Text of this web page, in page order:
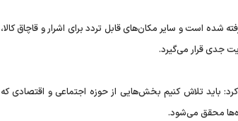
کالا در بیش از 95 درصد مرز شرقی ایران گرفته شده است و سایر مکان‌های قابل تردد برای اشرار و قاچاق کالا،
جدی قرار می‌گیرد.
باید تلاش کنیم بخش‌هایی از حوزه اجتماعی و اقتصادی که
محقق می‌شود.